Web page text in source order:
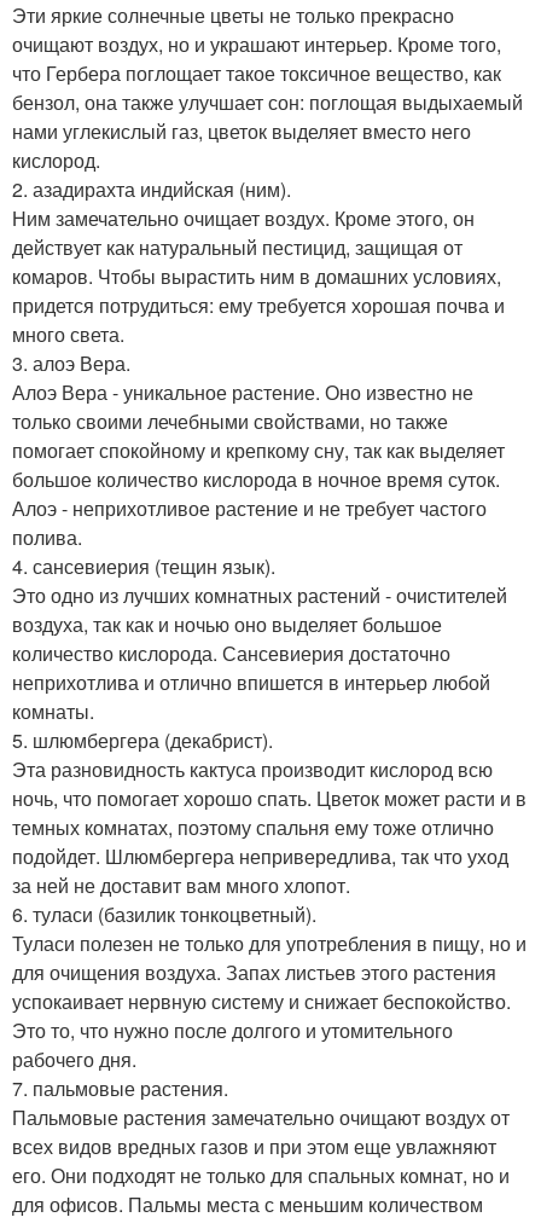
Эти яркие солнечные цветы не только прекрасно
очищают воздух, но и украшают интерьер. Кроме того,
что Гербера поглощает такое токсичное вещество, как
бензол, она также улучшает сон: поглощая выдыхаемый
нами углекислый газ, цветок выделяет вместо него
кислород.
2. азадирахта индийская (ним).
Ним замечательно очищает воздух. Кроме этого, он
действует как натуральный пестицид, защищая от
комаров. Чтобы вырастить ним в домашних условиях,
придется потрудиться: ему требуется хорошая почва и
много света.
3. алоэ Вера.
Алоэ Вера - уникальное растение. Оно известно не
только своими лечебными свойствами, но также
помогает спокойному и крепкому сну, так как выделяет
большое количество кислорода в ночное время суток.
Алоэ - неприхотливое растение и не требует частого
полива.
4. сансевиерия (тещин язык).
Это одно из лучших комнатных растений - очистителей
воздуха, так как и ночью оно выделяет большое
количество кислорода. Сансевиерия достаточно
неприхотлива и отлично впишется в интерьер любой
комнаты.
5. шлюмбергера (декабрист).
Эта разновидность кактуса производит кислород всю
ночь, что помогает хорошо спать. Цветок может расти и в
темных комнатах, поэтому спальня ему тоже отлично
подойдет. Шлюмбергера непривередлива, так что уход
за ней не доставит вам много хлопот.
6. туласи (базилик тонкоцветный).
Туласи полезен не только для употребления в пищу, но и
для очищения воздуха. Запах листьев этого растения
успокаивает нервную систему и снижает беспокойство.
Это то, что нужно после долгого и утомительного
рабочего дня.
7. пальмовые растения.
Пальмовые растения замечательно очищают воздух от
всех видов вредных газов и при этом еще увлажняют
его. Они подходят не только для спальных комнат, но и
для офисов. Пальмы места с меньшим количеством